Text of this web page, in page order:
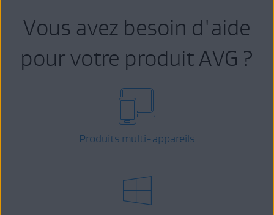
Vous avez besoin d'aide
pour votre produit AVG ?
Produits multi-appareils